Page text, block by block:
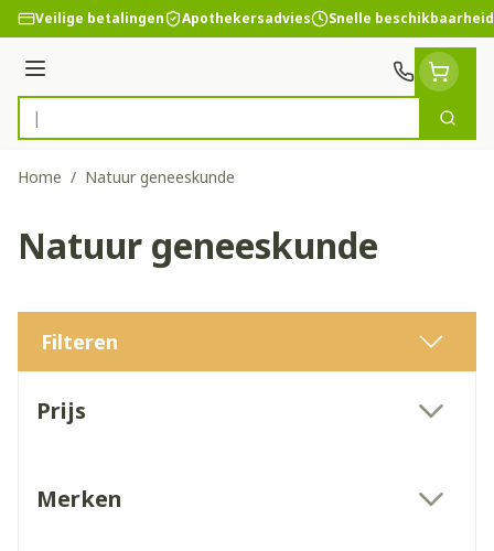
Ga naar de inhoud
Veilige betalingen Apothekersadvies Snelle beschikbaarheid
Menu
Product, merk, categorie...
Zoek
Home / Natuur geneeskunde
Natuur geneeskunde
Filteren
Prijs
Merken